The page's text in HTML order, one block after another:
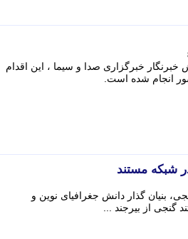
یافته است. به گزارش خبرنگار خبرگزاری صدا و سیما ، این اقدام
انجام شده است.
شبکه مستند
بنیان گذار دانش جغرافیای نوین و